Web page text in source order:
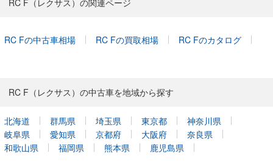
RC F（レクサス）の関連ページ
RC Fの中古車相場 RC Fの買取相場 RC Fのカタログ
RC F（レクサス）の中古車を地域から探す
北海道 群馬県 埼玉県 東京都
神奈川県
岐阜県
愛知県 京都府 大阪府
奈良県
和歌山県
福岡県 熊本県 鹿児島県